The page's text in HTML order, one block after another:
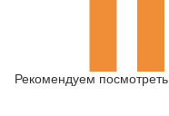
Рекомендуем посмотреть